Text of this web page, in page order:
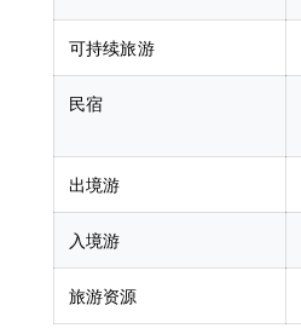
可持续旅游
民宿
出境游
入境游
旅游资源